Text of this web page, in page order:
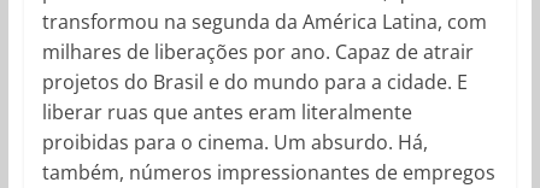
transformou na segunda da América Latina, com
milhares de liberações por ano. Capaz de atrair
projetos do Brasil e do mundo para a cidade. E
liberar ruas que antes eram literalmente
proibidas para o cinema. Um absurdo. Há,
também, números impressionantes de empregos